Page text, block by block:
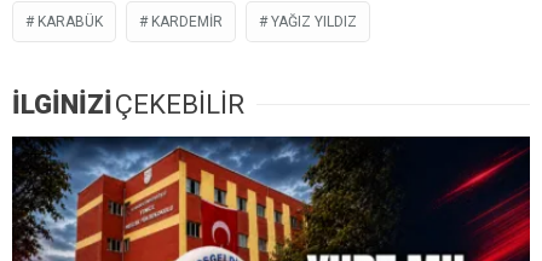
KARABÜK KARDEMİR YAĞIZ YILDIZ
İLGİNİZİÇEKEBİLİR